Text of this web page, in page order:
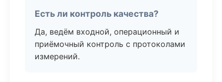
Есть ли контроль качества?
Да, ведём входной, операционный и
приёмочный контроль с протоколами
измерений.